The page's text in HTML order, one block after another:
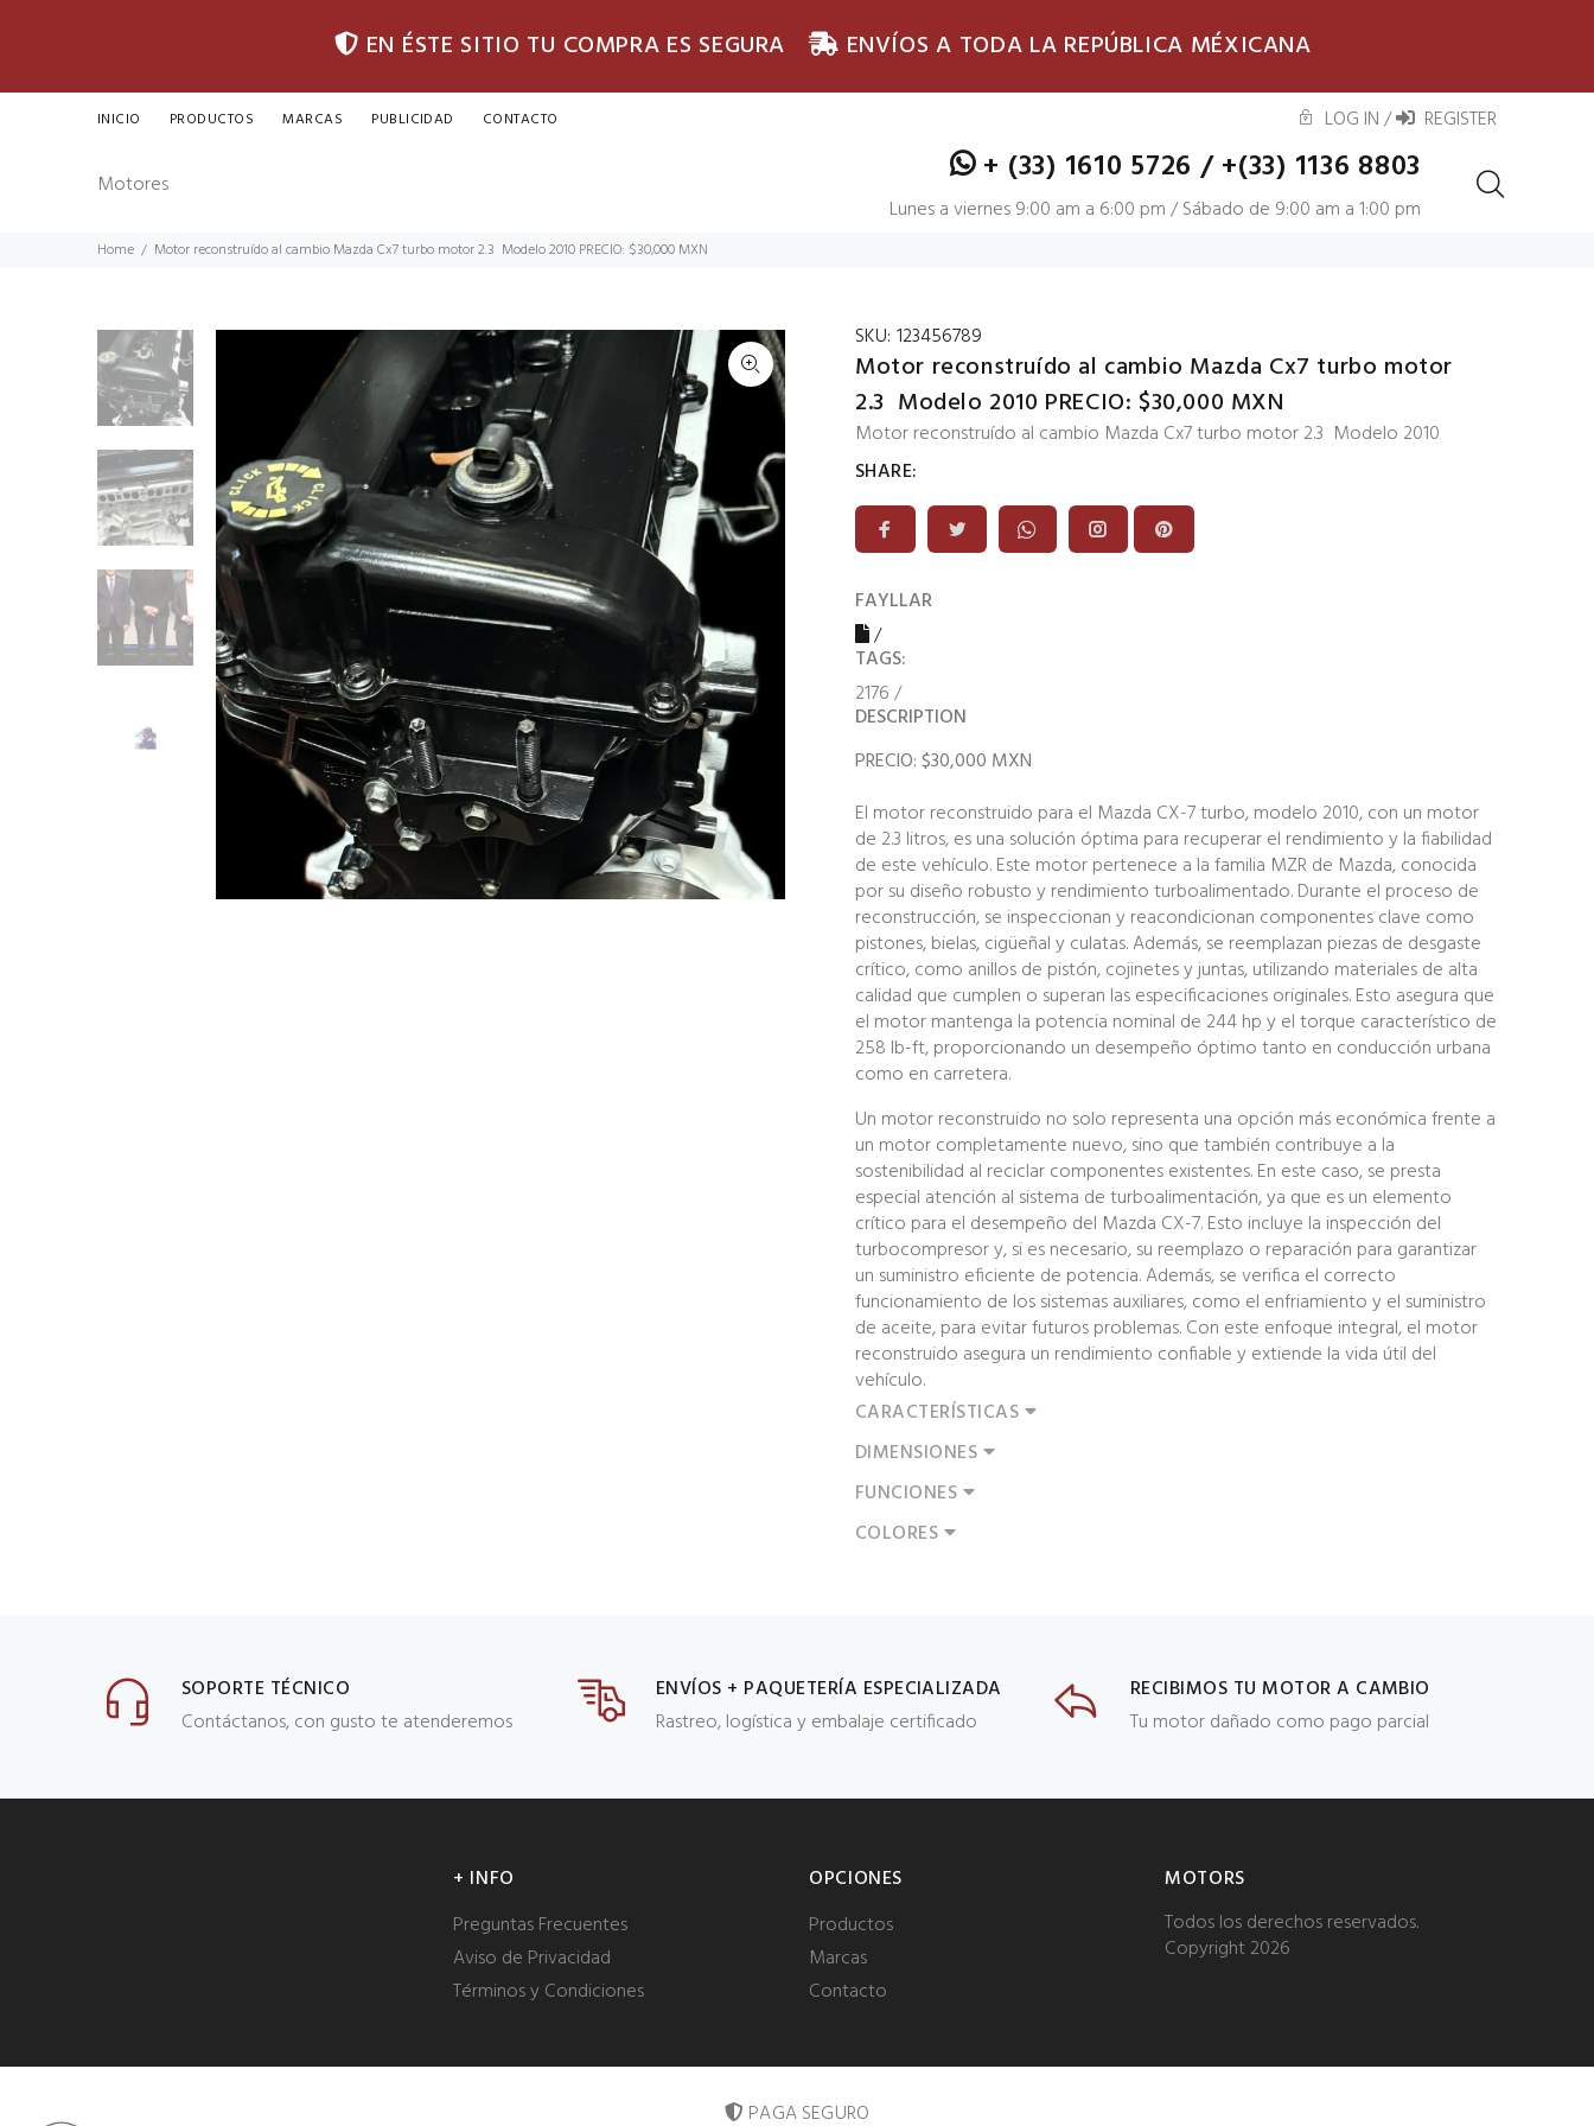
EN ÉSTE SITIO TU COMPRA ES SEGURA ENVÍOS A TODA LA REPÚBLICA MÉXICANA
INICIO PRODUCTOS MARCAS PUBLICIDAD CONTACTO LOG IN/ REGISTER
Motores + (33) 1610 5726 /+(33) 1136 8803
Lunes a viernes 9:00 am a 6:00 pm / Sábado de 9:00 am a 1:00 pm
Home Motor reconstruído al cambio Mazda Cx7 turbo motor 2.3 Modelo 2010 PRECIO: $30,000 MXN
SKU: 123456789
Motor reconstruído al cambio Mazda Cx7 turbo motor
2.3 Modelo 2010 PRECIO: $30,000 MXN
Motor reconstruído al cambio Mazda Cx7 turbo motor 2.3 Modelo 2010
SHARE:
FAYLLAR
/
TAGS:
2176/
DESCRIPTION
PRECIO: $30,000 MXN
El motor reconstruido para el Mazda CX-7 turbo, modelo 2010, con un motor
de 2.3 litros, es una solución óptima para recuperar el rendimiento y la fiabilidad
de este vehículo. Este motor pertenece a la familia MZR de Mazda, conocida
por su diseño robusto y rendimiento turboalimentado. Durante el proceso de
reconstrucción, se inspeccionan y reacondicionan componentes clave como
pistones, bielas, cigüeñal y culatas. Además, se reemplazan piezas de desgaste
crítico, como anillos de pistón, cojinetes y juntas, utilizando materiales de alta
calidad que cumplen o superan las especificaciones originales. Esto asegura que
el motor mantenga la potencia nominal de 244 hp y el torque característico de
258 lb-ft, proporcionando un desempeño óptimo tanto en conducción urbana
como en carretera.
Un motor reconstruido no solo representa una opción más económica frente a
un motor completamente nuevo, sino que también contribuye a la
sostenibilidad al reciclar componentes existentes. En este caso, se presta
especial atención al sistema de turboalimentación, ya que es un elemento
crítico para el desempeño del Mazda CX-7. Esto incluye la inspección del
turbocompresor y, si es necesario, su reemplazo o reparación para garantizar
un suministro eficiente de potencia. Además, se verifica el correcto
funcionamiento de los sistemas auxiliares, como el enfriamiento y el suministro
de aceite, para evitar futuros problemas. Con este enfoque integral, el motor
reconstruido asegura un rendimiento confiable y extiende la vida útil del
vehículo.
CARACTERÍSTICAS
DIMENSIONES
FUNCIONES
COLORES
SOPORTE TÉCNICO
Contáctanos, con gusto te atenderemos
ENVÍOS + PAQUETERÍA ESPECIALIZADA
Rastreo, logística y embalaje certificado
RECIBIMOS TU MOTOR A CAMBIO
Tu motor dañado como pago parcial
+ INFO
Preguntas Frecuentes
Aviso de Privacidad
Términos y Condiciones
OPCIONES
Productos
Marcas
Contacto
MOTORS
Todos los derechos reservados.
Copyright 2026
PAGA SEGURO